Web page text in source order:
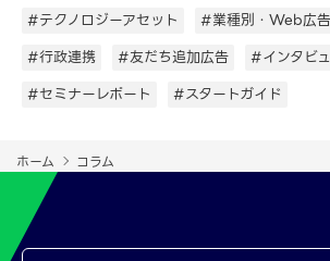
#テクノロジーアセット
#業種別・Web広
#行政連携
#友だち追加広告 #インタビ
#セミナーレポート
#スタートガイド
ホーム コラム